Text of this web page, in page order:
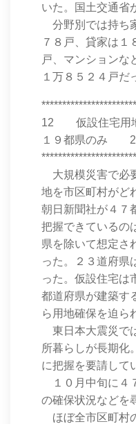
いた。国土交通省
分野別では持ち
７８戸、貸家は１
戸、マンションな
１万８５２４戸だ
12 仮設住宅用
１９都県のみ
大規模災害で必
地を市区町村がど
朝日新聞社が４７
把握できているの
県を除いて想定さ
った。２３道府県
った。仮設住宅は
都道府県が建築す
ら用地確保を迫ら
東日本大震災で
所暮らしが長期化
に把握を要請して
１０月中旬に４
の確保状況などを
ほぼ全市区町村